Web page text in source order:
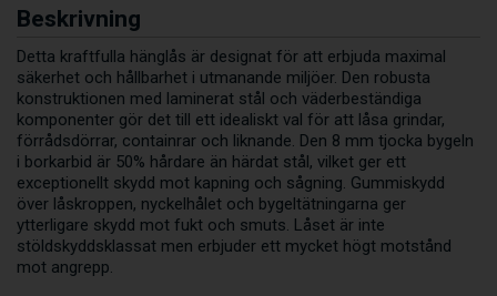
Beskrivning
Detta kraftfulla hänglås är designat för att erbjuda maximal
säkerhet och hållbarhet i utmanande miljöer. Den robusta
konstruktionen med laminerat stål och väderbeständiga
komponenter gör det till ett idealiskt val för att låsa grindar,
förrådsdörrar, containrar och liknande. Den 8 mm tjocka bygeln
i borkarbid är 50% hårdare än härdat stål, vilket ger ett
exceptionellt skydd mot kapning och sågning. Gummiskydd
över låskroppen, nyckelhålet och bygeltätningarna ger
ytterligare skydd mot fukt och smuts. Låset är inte
stöldskyddsklassat men erbjuder ett mycket högt motstånd
mot angrepp.